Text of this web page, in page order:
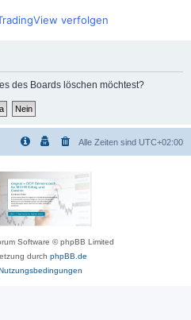
verfolgen
des Boards löschen möchtest?
Alle Zeiten sind UTC+02:00
Software © phpBB Limited
durch phpBB.de